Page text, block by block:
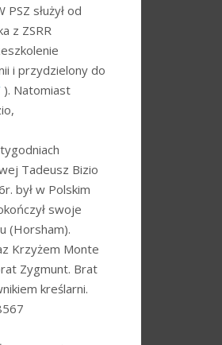
służył od
z ZSRR
i przydzielony do
). Natomiast
Tadeusz Bizio
był w Polskim
swoje
(Horsham).
Krzyżem Monte
Zygmunt. Brat
kreślarni.